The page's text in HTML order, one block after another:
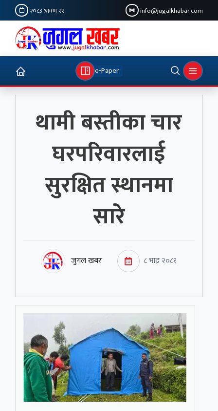
२०८३ श्रावण २२ info@jugalkhabar.com
e-Paper
थामी बस्तीका चार
घरपरिवारलाई
सुरक्षित स्थानमा
सारे
जुगल खबर ८ भाद्र २०८१